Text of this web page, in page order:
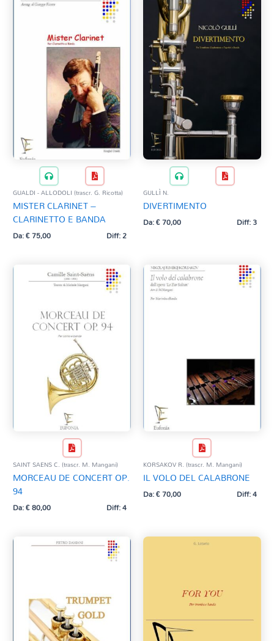
GUALDI - ALLODOLI (trascr. G. Ricotta)
MISTER CLARINET –
CLARINETTO E BANDA
Da:€75,00 Diff: 2
GULLÌ N.
DIVERTIMENTO
Da:€70,00 Diff: 3
SAINT SAENS C. (trascr. M. Mangani)
MORCEAU DE CONCERT OP.
94
Da:€80,00 Diff: 4
KORSAKOV R. (trascr. M. Mangani)
IL VOLO DEL CALABRONE
Da:€70,00 Diff: 4